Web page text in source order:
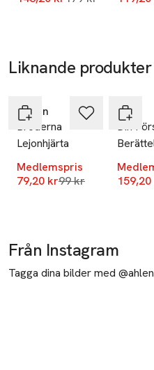
Liknande produkter
Tukan
Bröderna
Lejonhjärta
Medlemspris
79,20 krLägsta pris 30
99 kr
Ren
Din
Och
Från Instagram
Tagga dina bilder med